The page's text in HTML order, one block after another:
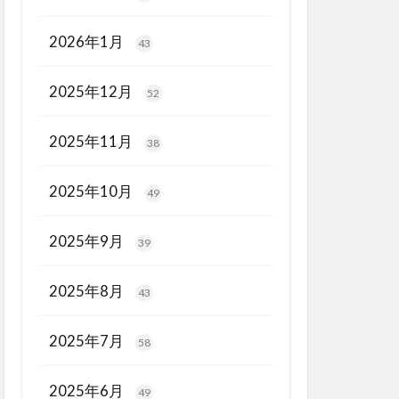
2026年1月 43
2025年12月 52
2025年11月 38
2025年10月 49
2025年9月 39
2025年8月 43
2025年7月 58
2025年6月 49